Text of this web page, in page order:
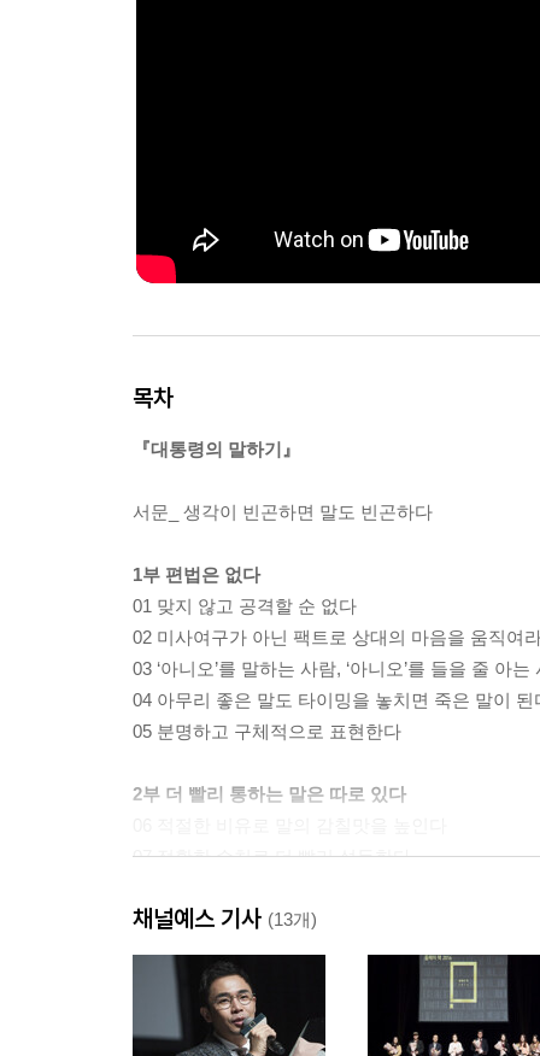
목차
『대통령의 말하기』
서문_ 생각이 빈곤하면 말도 빈곤하다
1부 편법은 없다
01 맞지 않고 공격할 순 없다
02 미사여구가 아닌 팩트로 상대의 마음을 움직여
03 ‘아니오’를 말하는 사람, ‘아니오’를 들을 줄 아는
04 아무리 좋은 말도 타이밍을 놓치면 죽은 말이 된
05 분명하고 구체적으로 표현한다
2부 더 빨리 통하는 말은 따로 있다
07 정확한 수치로 더 빨리 설득한다
09 말하기에서도 버리는 전략이 중요하다
10 웃기는 재주 없어도 유머 있게 말하는 법
3부 말로써 원하는 것을 얻는다
11 반복은 패턴을 만들고, 패턴은 몰입감을 높인다
채널예스 기사 (13개)